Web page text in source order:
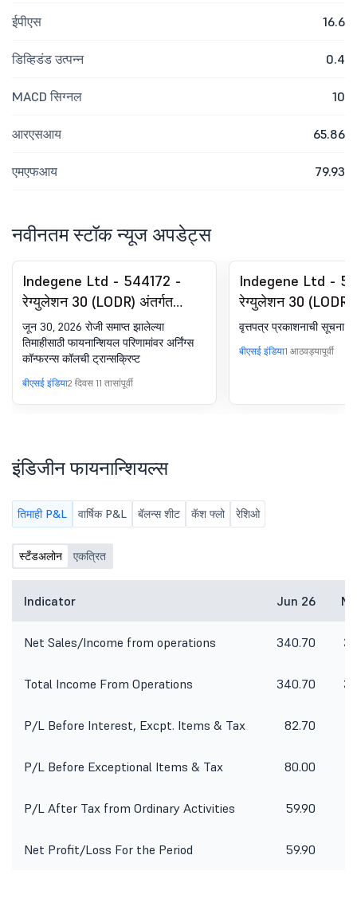
ईपीएस 16.6
डिव्हिडंड उत्पन्न 0.4
MACD सिग्नल 10
आरएसआय 65.86
एमएफआय 79.93
नवीनतम स्टॉक न्यूज अपडेट्स
Indegene Ltd - 544172 -
रेग्युलेशन 30 (LODR) अंतर्गत
घोषणा - अर्निंग्स कॉल ट्रान्सक्रिप्ट
जून 30, 2026 रोजी समाप्त झालेल्या
तिमाहीसाठी फायनान्शियल परिणामांवर अर्निंग्स
कॉन्फरन्स कॉलची ट्रान्सक्रिप्ट
बीएसई इंडिया2 दिवस 11 तासांपूर्वी
Indegene Ltd -
रेग्युलेशन 30 (LODR)
घोषणा - वृत्तपत्र
वृत्तपत्र प्रकाशनाची सूचना
बीएसई इंडिया1 आठवड्यापूर्वी
इंडिजीन फायनान्शियल्स
तिमाही P&L वार्षिक P&L बॅलन्स शीट कॅश फ्लो रेशिओ
स्टँडअलोन एकत्रित
Indicator Jun 26
Net Sales/Income from operations 340.70
Total Income From Operations 340.70
P/L Before Interest, Excpt. Items & Tax 82.70
P/L Before Exceptional Items & Tax 80.00
P/L After Tax from Ordinary Activities 59.90
Net Profit/Loss For the Period 59.90